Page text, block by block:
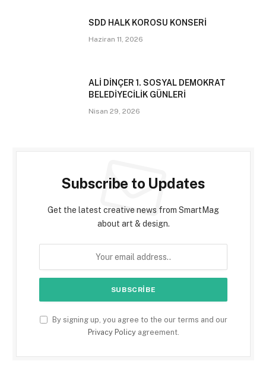
SDD HALK KOROSU KONSERİ
Haziran 11, 2026
ALİ DİNÇER 1. SOSYAL DEMOKRAT
BELEDİYECİLİK GÜNLERİ
Nisan 29, 2026
Subscribe to Updates
Get the latest creative news from SmartMag
about art & design.
By signing up, you agree to the our terms and our
Privacy Policyagreement.